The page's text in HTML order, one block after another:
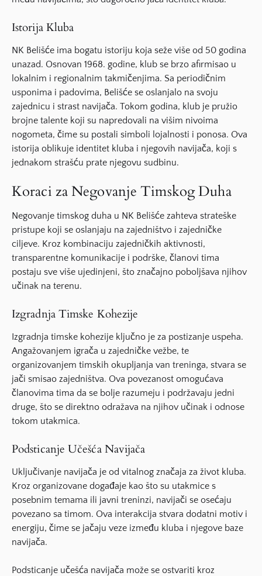
Istorija Kluba
NK Belišće ima bogatu istoriju koja seže više od 50 godina
unazad. Osnovan 1968. godine, klub se brzo afirmisao u
lokalnim i regionalnim takmičenjima. Sa periodičnim
usponima i padovima, Belišće se oslanjalo na svoju
zajednicu i strast navijača. Tokom godina, klub je pružio
brojne talente koji su napredovali na višim nivoima
nogometa, čime su postali simboli lojalnosti i ponosa. Ova
istorija oblikuje identitet kluba i njegovih navijača, koji s
jednakom strašću prate njegovu sudbinu.
Koraci za Negovanje Timskog Duha
Negovanje timskog duha u NK Belišće zahteva strateške
pristupe koji se oslanjaju na zajedništvo i zajedničke
ciljeve. Kroz kombinaciju zajedničkih aktivnosti,
transparentne komunikacije i podrške, članovi tima
postaju sve više ujedinjeni, što značajno poboljšava njihov
učinak na terenu.
Izgradnja Timske Kohezije
Izgradnja timske kohezije ključno je za postizanje uspeha.
Angažovanjem igrača u zajedničke vežbe, te
organizovanjem timskih okupljanja van treninga, stvara se
jači smisao zajedništva. Ova povezanost omogućava
članovima tima da se bolje razumeju i podržavaju jedni
druge, što se direktno odražava na njihov učinak i odnose
tokom utakmica.
Podsticanje Učešća Navijača
Uključivanje navijača je od vitalnog značaja za život kluba.
Kroz organizovane događaje kao što su utakmice s
posebnim temama ili javni treninzi, navijači se osećaju
povezano sa timom. Ova interakcija stvara dodatni motiv i
energiju, čime se jačaju veze između kluba i njegove baze
navijača.
Podsticanje učešća navijača može se ostvariti kroz